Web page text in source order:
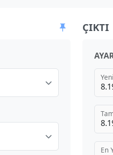
ÇIKTI
En